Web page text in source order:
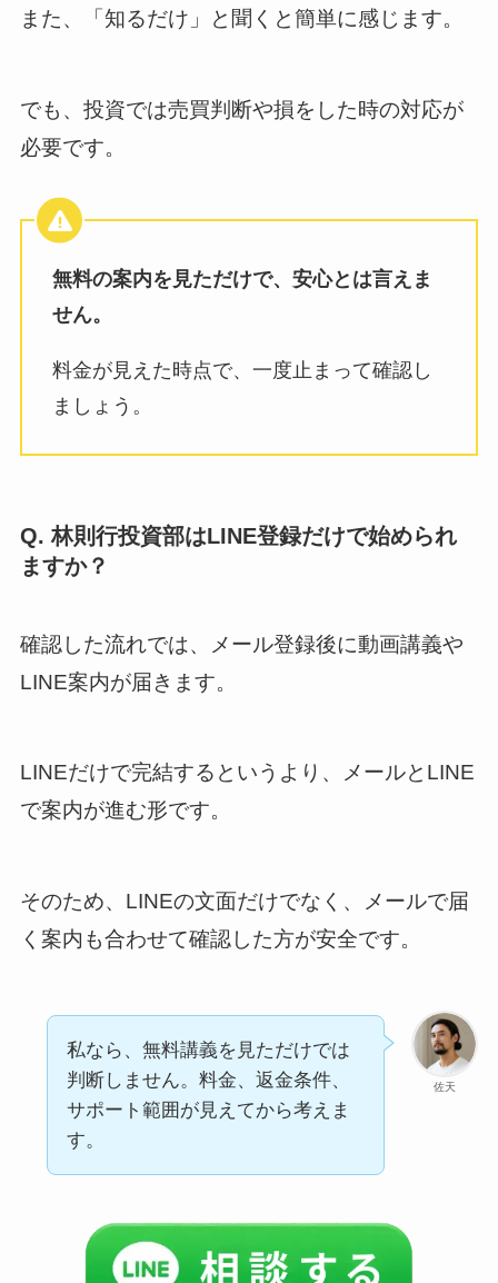
また、「知るだけ」と聞くと簡単に感じます。
でも、投資では売買判断や損をした時の対応が
必要です。
無料の案内を見ただけで、安心とは言えま
せん。
料金が見えた時点で、一度止まって確認し
ましょう。
Q. 林則行投資部はLINE登録だけで始められ
ますか？
確認した流れでは、メール登録後に動画講義や
LINE案内が届きます。
LINEだけで完結するというより、メールとLINE
で案内が進む形です。
そのため、LINEの文面だけでなく、メールで届
く案内も合わせて確認した方が安全です。
佐天
私なら、無料講義を見ただけでは
判断しません。料金、返金条件、
サポート範囲が見えてから考えま
す。